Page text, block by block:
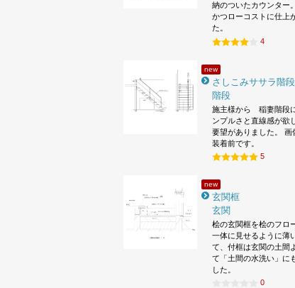
納のついたカウンター
かつローコストに仕上
た。
4
new
さしこみササラ階段
階段
施主様から 稲妻階段
ンプルさと直線感が
要望がありました。 画
装着前です。
5
new
玄関框
玄関
桧の玄関框を桧のフロ
一体に見せるように薄
て、付框は玄関の土間
て「土間の水洗い」に
した。
0